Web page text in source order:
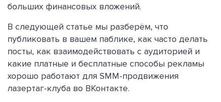
больших финансовых вложений.
В следующей статье мы разберём, что
публиковать в вашем паблике, как часто делать
посты, как взаимодействовать с аудиторией и
какие платные и бесплатные способы рекламы
хорошо работают для SMM-продвижения
лазертаг-клуба во ВКонтакте.